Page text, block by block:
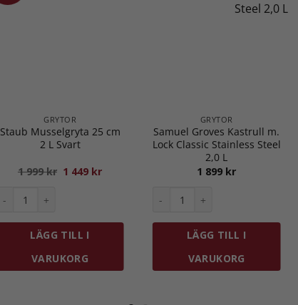
GRYTOR
Staub Musselgryta 25 cm
2 L Svart
1 999kr Det
999 kr.
1 449 krDet
449 kr.
LÄGG TILL I
VARUKORG
GRYTOR
Samuel Groves Kastrull m.
Lock Classic Stainless Steel
2,0 L
1 899 kr
LÄGG TILL I
VARUKORG